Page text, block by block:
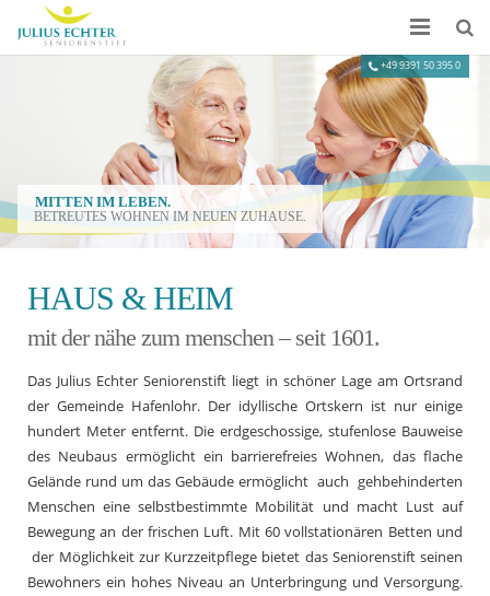
Preise & Leistungen
Impressionen
HAUS & HEIM
mit der nähe zum menschen – seit 1601.
Das Julius Echter Seniorenstift liegt in schöner Lage am Ortsrand
der Gemeinde Hafenlohr. Der idyllische Ortskern ist nur einige
hundert Meter entfernt. Die erdgeschossige, stufenlose Bauweise
des Neubaus ermöglicht ein barrierefreies Wohnen, das flache
Gelände rund um das Gebäude ermöglicht auch gehbehinderten
Menschen eine selbstbestimmte Mobilität und macht Lust auf
Bewegung an der frischen Luft. Mit 60 vollstationären Betten und
der Möglichkeit zur Kurzzeitpflege bietet das Seniorenstift seinen
Bewohners ein hohes Niveau an Unterbringung und Versorgung.